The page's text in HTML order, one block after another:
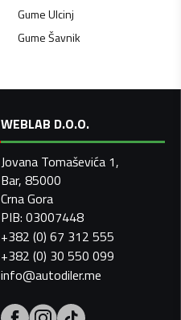
GumeUlcinj
GumeŠavnik
WEBLAB D.O.O.
Jovana Tomaševića 1,
Bar, 85000
Crna Gora
PIB: 03007448
+382 (0) 67 312 555
+382 (0) 30 550 099
info@autodiler.me